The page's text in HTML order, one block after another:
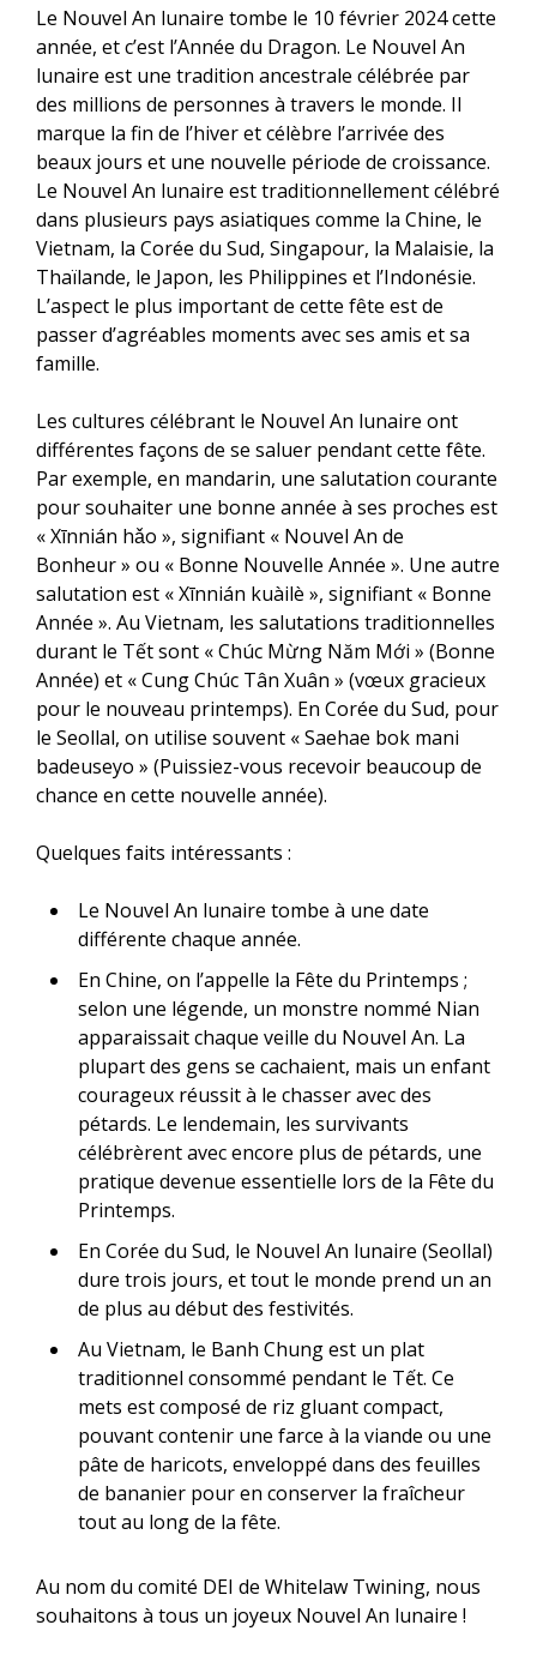
Le Nouvel An lunaire tombe le 10 février 2024 cette
année, et c’est l’Année du Dragon. Le Nouvel An
lunaire est une tradition ancestrale célébrée par
des millions de personnes à travers le monde. Il
marque la fin de l’hiver et célèbre l’arrivée des
beaux jours et une nouvelle période de croissance.
Le Nouvel An lunaire est traditionnellement célébré
dans plusieurs pays asiatiques comme la Chine, le
Vietnam, la Corée du Sud, Singapour, la Malaisie, la
Thaïlande, le Japon, les Philippines et l’Indonésie.
L’aspect le plus important de cette fête est de
passer d’agréables moments avec ses amis et sa
famille.
Les cultures célébrant le Nouvel An lunaire ont
différentes façons de se saluer pendant cette fête.
Par exemple, en mandarin, une salutation courante
pour souhaiter une bonne année à ses proches est
« Xīnnián hǎo », signifiant « Nouvel An de
Bonheur » ou « Bonne Nouvelle Année ». Une autre
salutation est « Xīnnián kuàilè », signifiant « Bonne
Année ». Au Vietnam, les salutations traditionnelles
durant le Tết sont « Chúc Mừng Năm Mới » (Bonne
Année) et « Cung Chúc Tân Xuân » (vœux gracieux
pour le nouveau printemps). En Corée du Sud, pour
le Seollal, on utilise souvent « Saehae bok mani
badeuseyo » (Puissiez-vous recevoir beaucoup de
chance en cette nouvelle année).
Quelques faits intéressants :
Le Nouvel An lunaire tombe à une date
différente chaque année.
En Chine, on l’appelle la Fête du Printemps ;
selon une légende, un monstre nommé Nian
apparaissait chaque veille du Nouvel An. La
plupart des gens se cachaient, mais un enfant
courageux réussit à le chasser avec des
pétards. Le lendemain, les survivants
célébrèrent avec encore plus de pétards, une
pratique devenue essentielle lors de la Fête du
Printemps.
En Corée du Sud, le Nouvel An lunaire (Seollal)
dure trois jours, et tout le monde prend un an
de plus au début des festivités.
Au Vietnam, le Banh Chung est un plat
traditionnel consommé pendant le Tết. Ce
mets est composé de riz gluant compact,
pouvant contenir une farce à la viande ou une
pâte de haricots, enveloppé dans des feuilles
de bananier pour en conserver la fraîcheur
tout au long de la fête.
Au nom du comité DEI de Whitelaw Twining, nous
souhaitons à tous un joyeux Nouvel An lunaire !